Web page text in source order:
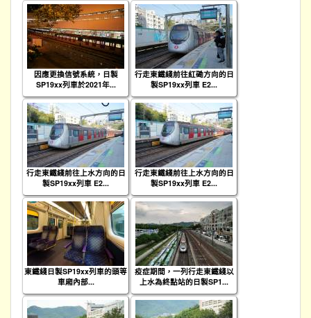
因應更換信號系統，日製
SP19xx列車於2021年...
行走東鐵綫前往紅磡方向的日
製SP19xx列車 E2...
行走東鐵綫前往上水方向的日
製SP19xx列車 E2...
行走東鐵綫前往上水方向的日
製SP19xx列車 E2...
東鐵綫日製SP19xx列車的頭等
車廂內部...
疫症期間，一列行走東鐵綫以
上水為終點站的日製SP1...